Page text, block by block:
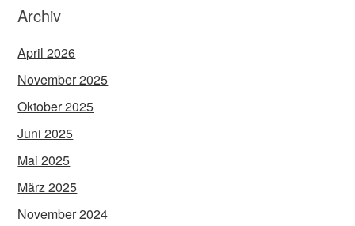
Archiv
April 2026
November 2025
Oktober 2025
Juni 2025
Mai 2025
März 2025
November 2024